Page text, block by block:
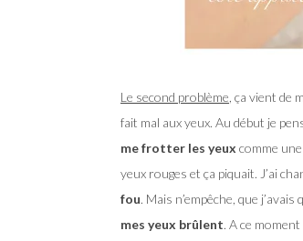
Le second problème , ça vient de
fait mal aux yeux. Au début je
me frotter les yeux comme
yeux rouges et ça piquait. J’ai
fou. Mais n’empêche, que
mes yeux brûlent. A ce